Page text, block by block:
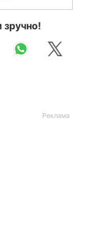
зручно!